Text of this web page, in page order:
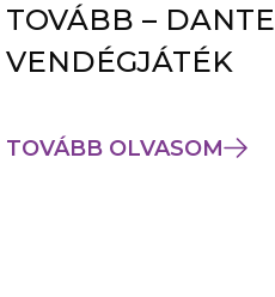
TOVÁBB – DANTE
VENDÉGJÁTÉK
TOVÁBB OLVASOM